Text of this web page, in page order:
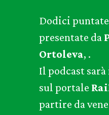
Dodici
presentate da
Ortoleva, .
Il podcast
sul portale
partire da